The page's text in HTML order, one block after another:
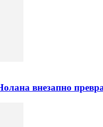
внезапно